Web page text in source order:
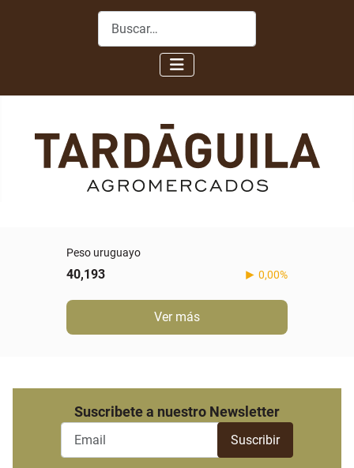
Buscar
Peso uruguayo
40,193 0,00%
Ver más
Suscribete a nuestro Newsletter